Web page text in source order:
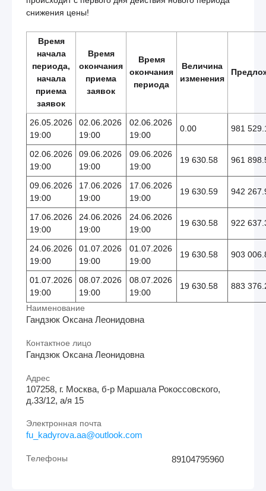
снижения цены!
Время
начала
периода,
начала
приема
заявок
Время
окончания
приема
заявок
Время
окончания
периода
Величина
изменения
26.05.2026
19:00
02.06.2026
19:00
02.06.2026
19:00
0.00 981
02.06.2026
19:00
09.06.2026
19:00
09.06.2026
19:00
19 630.58 961
09.06.2026
19:00
17.06.2026
19:00
17.06.2026
19:00
19 630.59 942
17.06.2026
19:00
24.06.2026
19:00
24.06.2026
19:00
19 630.58 922
24.06.2026
19:00
01.07.2026
19:00
01.07.2026
19:00
19 630.58 903
01.07.2026
19:00
08.07.2026
19:00
08.07.2026
19:00
19 630.58 883
Наименование
Гандзюк Оксана Леонидовна
Контактное лицо
Гандзюк Оксана Леонидовна
Адрес
107258, г. Москва, б-р Маршала Рокоссовского,
д.33/12, а/я 15
Электронная почта
fu_kadyrova.aa@outlook.com
Телефоны 89104795960